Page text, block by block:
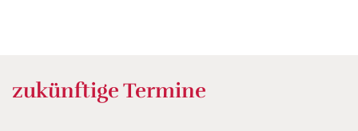
zukünftige Termine